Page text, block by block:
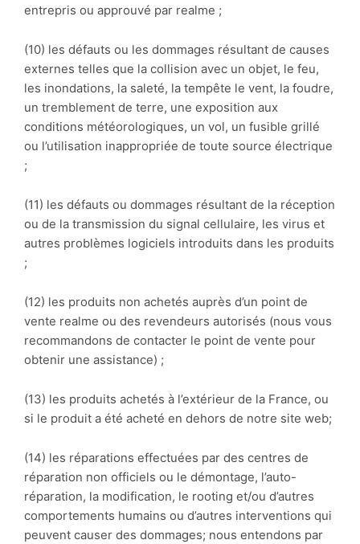
entrepris ou approuvé par realme ;
(10) les défauts ou les dommages résultant de causes
externes telles que la collision avec un objet, le feu,
les inondations, la saleté, la tempête le vent, la foudre,
un tremblement de terre, une exposition aux
conditions météorologiques, un vol, un fusible grillé
ou l’utilisation inappropriée de toute source électrique
;
(11) les défauts ou dommages résultant de la réception
ou de la transmission du signal cellulaire, les virus et
autres problèmes logiciels introduits dans les produits
;
(12) les produits non achetés auprès d’un point de
vente realme ou des revendeurs autorisés (nous vous
recommandons de contacter le point de vente pour
obtenir une assistance) ;
(13) les produits achetés à l’extérieur de la France, ou
si le produit a été acheté en dehors de notre site web;
(14) les réparations effectuées par des centres de
réparation non officiels ou le démontage, l’auto-
réparation, la modification, le rooting et/ou d’autres
comportements humains ou d’autres interventions qui
peuvent causer des dommages; nous entendons par